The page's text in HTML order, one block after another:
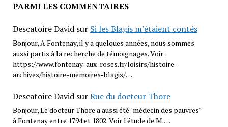
PARMI LES COMMENTAIRES
Descatoire Davidsur Si les Blagis m’étaient contés
Bonjour, A Fontenay, il y a quelques années, nous sommes
aussi partis à la recherche de témoignages. Voir :
https://www.fontenay-aux-roses.fr/loisirs/histoire-
archives/histoire-memoires-blagis/…
Descatoire DavidsurRue du docteur Thore
Bonjour, Le docteur Thore a aussi été "médecin des pauvres"
à Fontenay entre 1794 et 1802. Voir l'étude de M.…